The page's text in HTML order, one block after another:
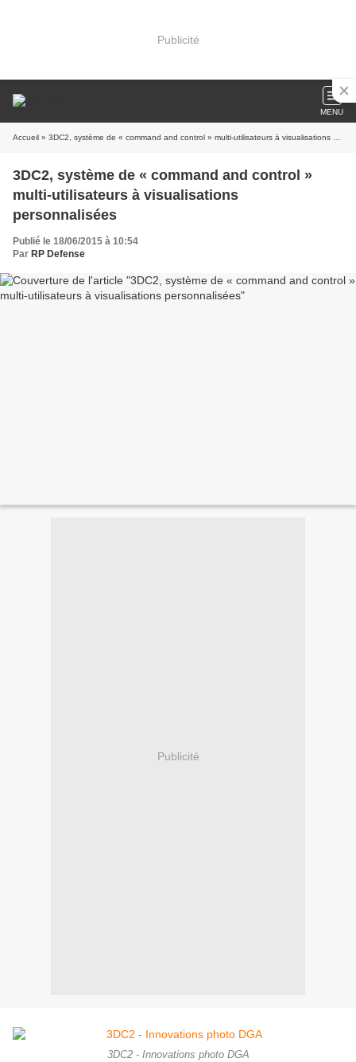
Publicité
MENU
Accueil » 3DC2, système de « command and control » multi-utilisateurs à visualisations personnalisées
3DC2, système de « command and control »
multi-utilisateurs à visualisations
personnalisées
Publié le 18/06/2015 à 10:54
Par RP Defense
Publicité
3DC2 - Innovations photo DGA